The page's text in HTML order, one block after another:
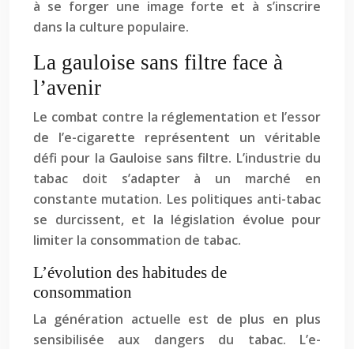
à se forger une image forte et à s’inscrire
dans la culture populaire.
La gauloise sans filtre face à
l’avenir
Le combat contre la réglementation et l’essor
de l’e-cigarette représentent un véritable
défi pour la Gauloise sans filtre. L’industrie du
tabac doit s’adapter à un marché en
constante mutation. Les politiques anti-tabac
se durcissent, et la législation évolue pour
limiter la consommation de tabac.
L’évolution des habitudes de
consommation
La génération actuelle est de plus en plus
sensibilisée aux dangers du tabac. L’e-